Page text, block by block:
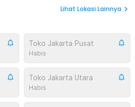
Lihat Lokasi Lainnya
Toko Jakarta Pusat
Habis
Toko Jakarta Utara
Habis